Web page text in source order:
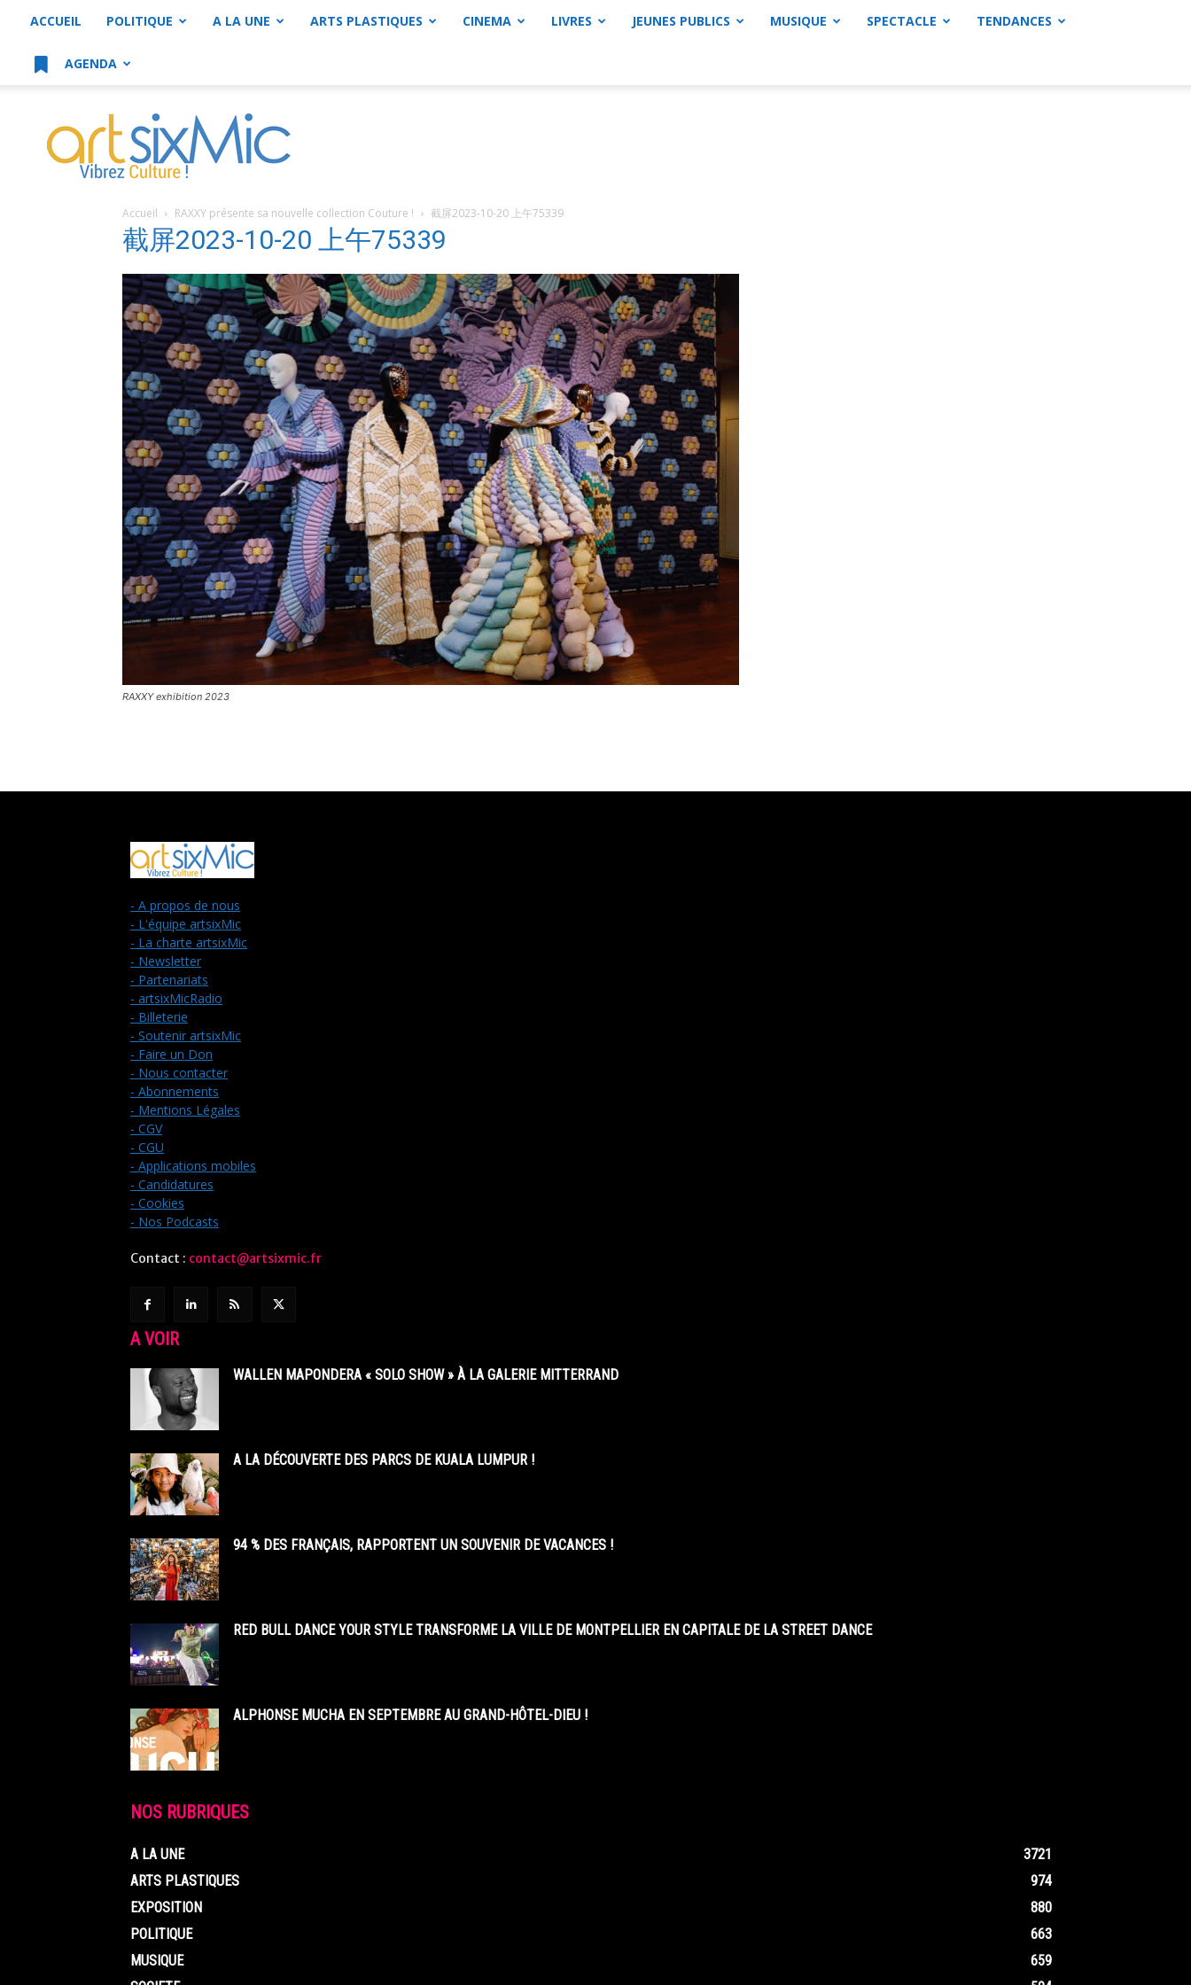
ACCUEIL POLITIQUE A LA UNE ARTS PLASTIQUES CINEMA LIVRES JEUNES PUBLICS MUSIQUE SPECTACLE TENDANCES
AGENDA
artsixMic
Accueil RAXXY présente sa nouvelle collection Couture ! 截屏2023-10-20 上午75339
截屏2023-10-20 上午75339
RAXXY exhibition 2023
- A propos de nous
- L'équipe artsixMic
- La charte artsixMic
- Newsletter
- Partenariats
- artsixMicRadio
- Billeterie
- Soutenir artsixMic
- Faire un Don
- Nous contacter
- Abonnements
- Mentions Légales
- CGV
- CGU
- Applications mobiles
- Candidatures
- Cookies
- Nos Podcasts
Contact : contact@artsixmic.fr
A VOIR
WALLEN MAPONDERA « SOLO SHOW » À LA GALERIE MITTERRAND
A LA DÉCOUVERTE DES PARCS DE KUALA LUMPUR !
94 % DES FRANÇAIS, RAPPORTENT UN SOUVENIR DE VACANCES !
RED BULL DANCE YOUR STYLE TRANSFORME LA VILLE DE MONTPELLIER EN CAPITALE DE LA STREET DANCE
ALPHONSE MUCHA EN SEPTEMBRE AU GRAND-HÔTEL-DIEU !
NOS RUBRIQUES
A LA UNE
3721
ARTS PLASTIQUES
974
EXPOSITION
880
POLITIQUE
663
MUSIQUE
659